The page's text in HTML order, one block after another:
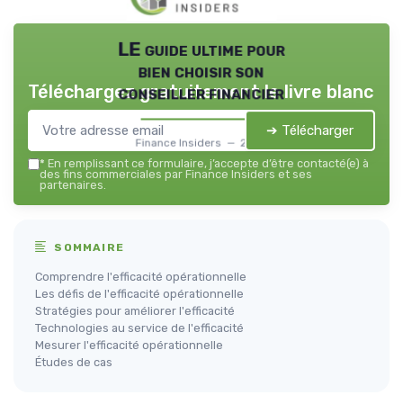
LE guide ultime pour
bien choisir son
conseiller financier
Finance Insiders — 2026
Téléchargez gratuitement le livre blanc
➔ Télécharger
* En remplissant ce formulaire, j’accepte d’être contacté(e) à
des fins commerciales par Finance Insiders et ses
partenaires.
SOMMAIRE
Comprendre l'efficacité opérationnelle
Les défis de l'efficacité opérationnelle
Stratégies pour améliorer l'efficacité
Technologies au service de l'efficacité
Mesurer l'efficacité opérationnelle
Études de cas